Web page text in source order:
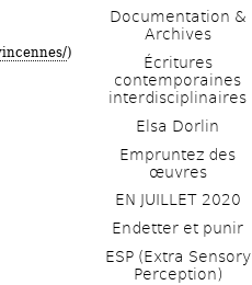
)
Documentation &
Archives
Écritures
contemporaines
interdisciplinaires
Elsa Dorlin
Empruntez des
œuvres
EN JUILLET 2020
Endetter et punir
ESP (Extra Sensory
Perception)